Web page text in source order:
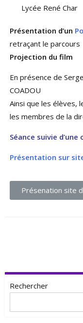
Lycée René Char
Présentation d’un
retraçant le parcours
Projection du film
En présence de
COADOU
Ainsi que les élèves,
les membres de la
Séance suivie
Présentation sur
Présenation site
Rechercher